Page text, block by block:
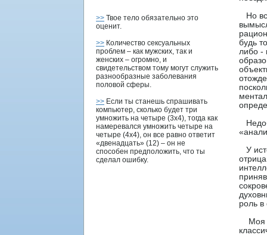
>> Твое тело обязательно это
оценит.
>> Количество сексуальных
проблем – как мужских, так и
женских – огромно, и
свидетельством тому могут служить
разнообразные заболевания
половой сферы.
>> Если ты станешь спрашивать
компьютер, сколько будет три
умножить на четыре (3x4), тогда как
намеревался умножить четыре на
четыре (4x4), он все равно ответит
«двенадцать» (12) – он не
способен предположить, что ты
сделал ошибку.
Но
будь
либо -
У
рοль
Моя